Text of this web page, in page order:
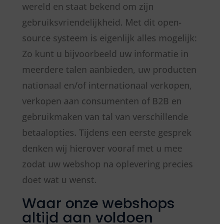
wereld en staat bekend om zijn
gebruiksvriendelijkheid. Met dit open-
source systeem is eigenlijk alles mogelijk:
Zo kunt u bijvoorbeeld uw informatie in
meerdere talen aanbieden, uw producten
nationaal en/of internationaal verkopen,
verkopen aan consumenten of B2B en
gebruikmaken van tal van verschillende
betaalopties. Tijdens een eerste gesprek
denken wij hierover vooraf met u mee
zodat uw webshop na oplevering precies
doet wat u wenst.
Waar onze webshops
altijd aan voldoen